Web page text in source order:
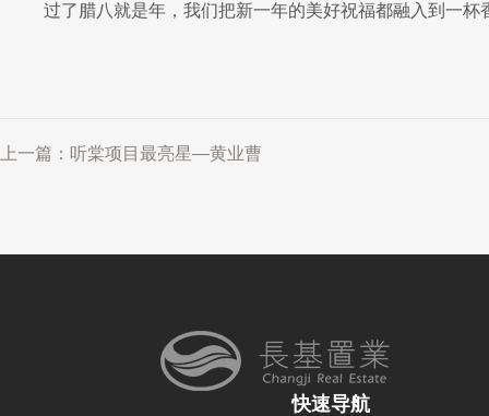
过了腊八就是年，我们把新一年的美好祝福都融入到一杯
上一篇：听棠项目最亮星—黄业曹
快速导航